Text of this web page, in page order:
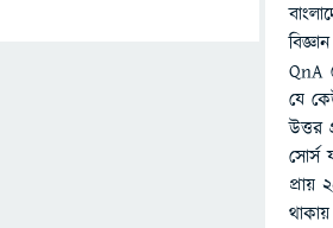
QnA
যে
উত্তর
সোর্স